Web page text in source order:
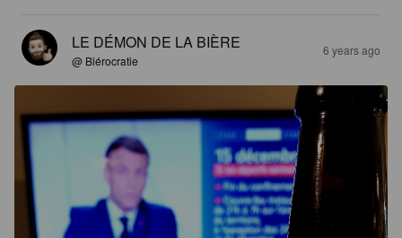
LE DÉMON DE LA BIÈRE
@ Biérocratie
6 years ago